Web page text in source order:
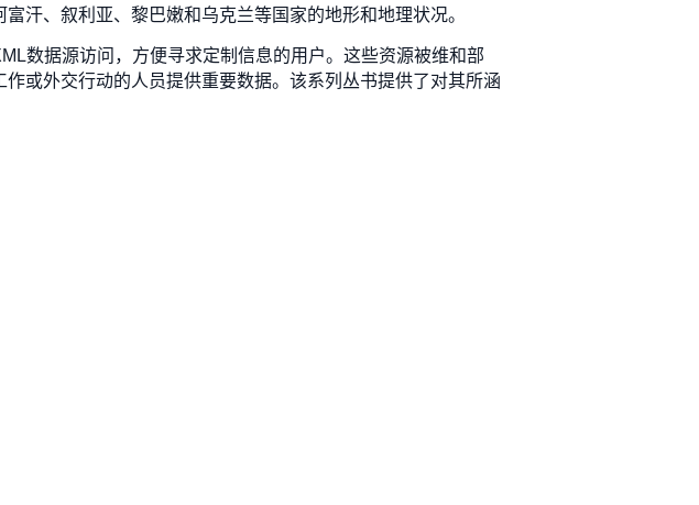
汗、叙利亚、黎巴嫩和乌克兰等国家的地形和地理状况。
数据源访问，方便寻求定制信息的用户。这些资源被维和部
或外交行动的人员提供重要数据。该系列丛书提供了对其所涵